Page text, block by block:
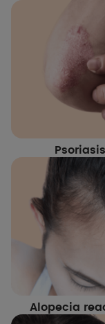
Psoriasis
Alopecia